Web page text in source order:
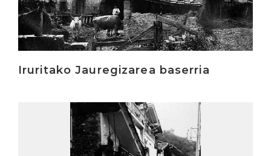
Iruritako Jauregizarea baserria